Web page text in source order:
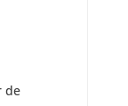
de